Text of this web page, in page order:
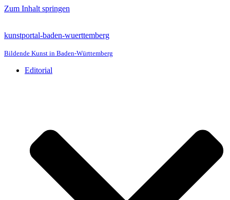
Zum Inhalt springen
kunstportal-baden-wuerttemberg
Bildende Kunst in Baden-Württemberg
Editorial